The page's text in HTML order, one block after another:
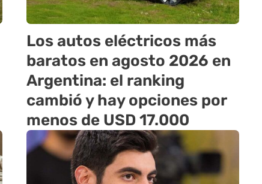
Los autos eléctricos más
baratos en agosto 2026 en
Argentina: el ranking
cambió y hay opciones por
menos de USD 17.000